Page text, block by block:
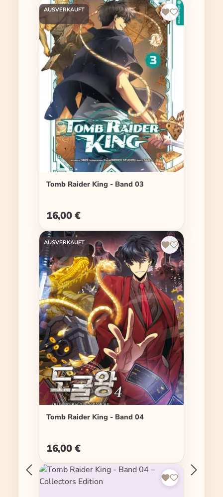
AUSVERKAUFT
Tomb Raider King - Band 03
Regulärer Preis:
16,00 €
AUSVERKAUFT
Tomb Raider King - Band 04
Regulärer Preis:
16,00 €